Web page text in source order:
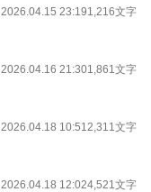
2026.04.15 23:191,216文字
2026.04.16 21:301,861文字
2026.04.18 10:512,311文字
2026.04.18 12:024,521文字